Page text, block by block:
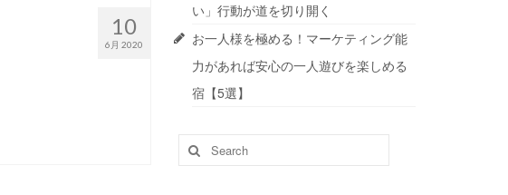
10
6月 2020
い」行動が道を切り開く
お一人様を極める！マーケティング能
力があれば安心の一人遊びを楽しめる
宿【5選】
Search
for: